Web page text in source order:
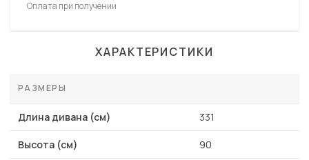
Оплата при получении
ХАРАКТЕРИСТИКИ
РАЗМЕРЫ
Длина дивана (см) 331
Высота (см) 90